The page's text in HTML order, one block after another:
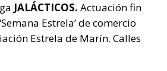
JALÁCTICOS. Actuación fin
Estrela’ de comercio
Estrela de Marín. Calles